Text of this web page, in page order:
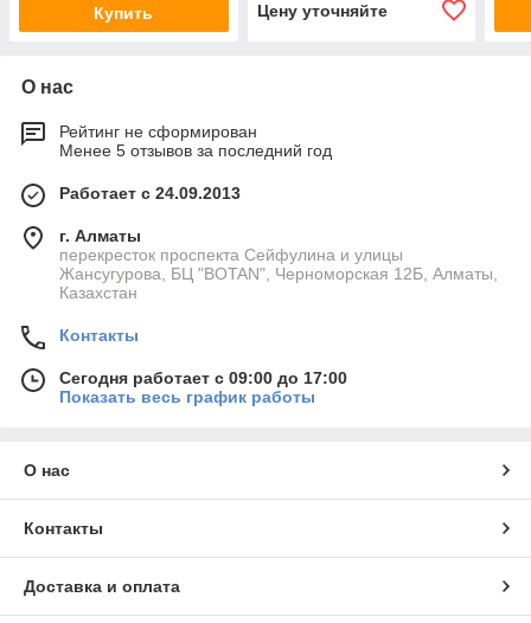
Купить Цену уточняйте
О нас
Рейтинг не сформирован
Менее 5 отзывов за последний год
Работает с 24.09.2013
г. Алматы
перекресток проспекта Сейфулина и улицы
Жансугурова, БЦ "BOTAN", Черноморская 12Б, Алматы,
Казахстан
Контакты
Сегодня работает с 09:00 до 17:00
Показать весь график работы
О нас
Контакты
Доставка и оплата